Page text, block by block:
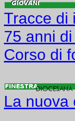
Tracce di
75 anni
Corso di
La nuova